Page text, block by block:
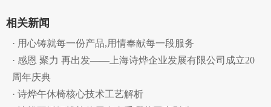
相关新闻
· 用心铸就每一份产品,用情奉献每一段服务
· 感恩 聚力 再出发——上海诗烨企业发展有限公司成立20
周年庆典
· 诗烨午休椅核心技术工艺解析